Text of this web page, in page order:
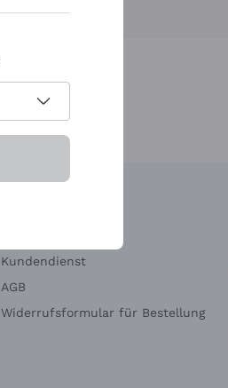
in 3 Raten
Kundendienst
AGB
Widerrufsformular für Bestellung